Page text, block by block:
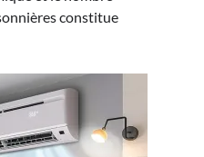
constitue